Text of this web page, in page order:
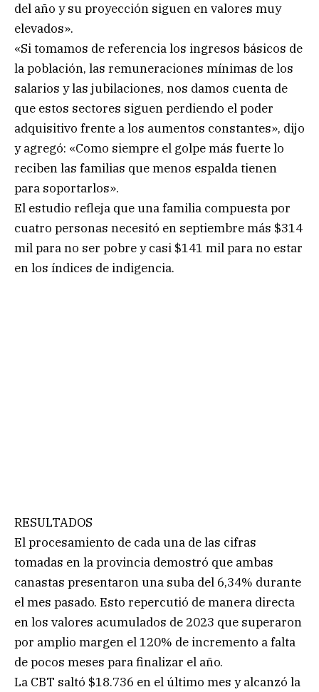
del año y su proyección siguen en valores muy
elevados».
«Si tomamos de referencia los ingresos básicos de
la población, las remuneraciones mínimas de los
salarios y las jubilaciones, nos damos cuenta de
que estos sectores siguen perdiendo el poder
adquisitivo frente a los aumentos constantes», dijo
y agregó: «Como siempre el golpe más fuerte lo
reciben las familias que menos espalda tienen
para soportarlos».
El estudio refleja que una familia compuesta por
cuatro personas necesitó en septiembre más $314
mil para no ser pobre y casi $141 mil para no estar
en los índices de indigencia.
RESULTADOS
El procesamiento de cada una de las cifras
tomadas en la provincia demostró que ambas
canastas presentaron una suba del 6,34% durante
el mes pasado. Esto repercutió de manera directa
en los valores acumulados de 2023 que superaron
por amplio margen el 120% de incremento a falta
de pocos meses para finalizar el año.
La CBT saltó $18.736 en el último mes y alcanzó la